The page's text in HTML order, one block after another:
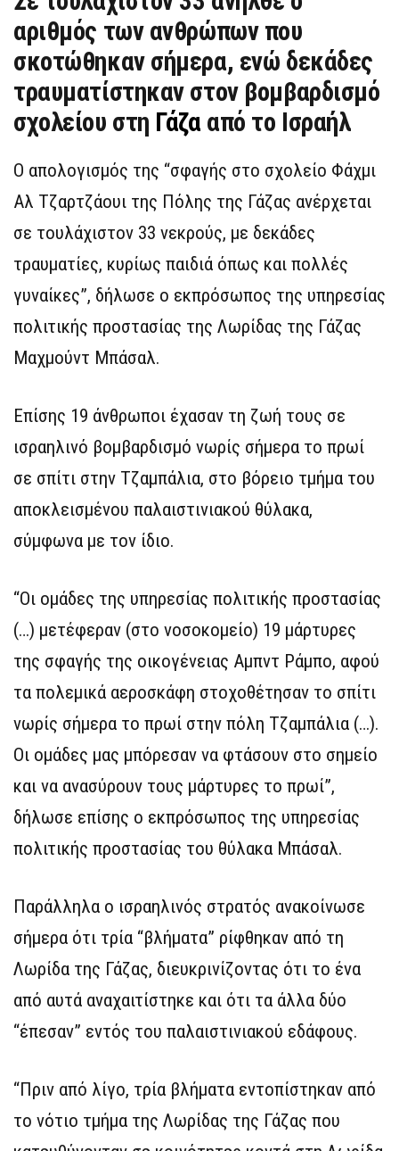
αριθμός των ανθρώπων που
σκοτώθηκαν σήμερα, ενώ δεκάδες
τραυματίστηκαν στον βομβαρδισμό
σχολείου στη Γάζα από το Ισραήλ
Ο απολογισμός της “σφαγής στο σχολείο Φάχμι
Αλ Τζαρτζάουι της Πόλης της Γάζας ανέρχεται
σε τουλάχιστον 33 νεκρούς, με δεκάδες
τραυματίες, κυρίως παιδιά όπως και πολλές
γυναίκες”, δήλωσε ο εκπρόσωπος της υπηρεσίας
πολιτικής προστασίας της Λωρίδας της Γάζας
Μαχμούντ Μπάσαλ.
Επίσης 19 άνθρωποι έχασαν τη ζωή τους σε
ισραηλινό βομβαρδισμό νωρίς σήμερα το πρωί
σε σπίτι στην Τζαμπάλια, στο βόρειο τμήμα του
αποκλεισμένου παλαιστινιακού θύλακα,
σύμφωνα με τον ίδιο.
“Οι ομάδες της υπηρεσίας πολιτικής προστασίας
(…) μετέφεραν (στο νοσοκομείο) 19 μάρτυρες
της σφαγής της οικογένειας Αμπντ Ράμπο, αφού
τα πολεμικά αεροσκάφη στοχοθέτησαν το σπίτι
νωρίς σήμερα το πρωί στην πόλη Τζαμπάλια (…).
Οι ομάδες μας μπόρεσαν να φτάσουν στο σημείο
και να ανασύρουν τους μάρτυρες το πρωί”,
δήλωσε επίσης ο εκπρόσωπος της υπηρεσίας
πολιτικής προστασίας του θύλακα Μπάσαλ.
Παράλληλα ο ισραηλινός στρατός ανακοίνωσε
σήμερα ότι τρία “βλήματα” ρίφθηκαν από τη
Λωρίδα της Γάζας, διευκρινίζοντας ότι το ένα
από αυτά αναχαιτίστηκε και ότι τα άλλα δύο
“έπεσαν” εντός του παλαιστινιακού εδάφους.
“Πριν από λίγο, τρία βλήματα εντοπίστηκαν από
το νότιο τμήμα της Λωρίδας της Γάζας που